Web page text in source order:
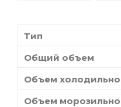
Тип
Общий объем
Объем
Объем